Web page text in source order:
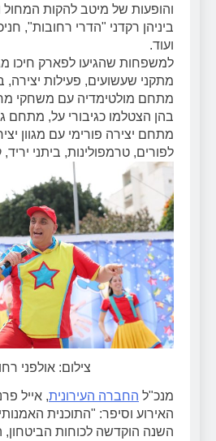
והופעות של מיטב להקות המחול
ביניהן רקדני "הדרי רחובות",
ועוד.
למשפחות שהגיעו לפארק חיכו
מתקני שעשועים, פעילות יצירה,
מתחם מולטימדיה עם משחקי
בהן הצטלמו כגיבורי על, מתחם
מתחם יצירה פורימי עם מגוון
לפורים, טרמפולינות, ביתני יריד,
צילום: אולפני
מנכ"ל החברה העירונית, אייל
האירוע וסיפר: "התוכנית
השנה הוקדשה לכוחות הביטחון,